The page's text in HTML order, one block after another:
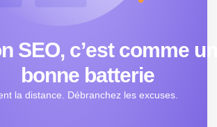
SEO, c’est comme
bonne batterie
la distance. Débranchez les excuses.